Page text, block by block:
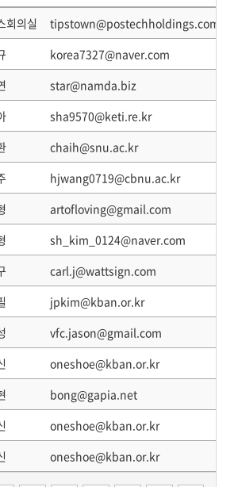
회의실 tipstown@postechholdings.com
korea7327@naver.com
star@namda.biz
sha9570@keti.re.kr
chaih@snu.ac.kr
hjwang0719@cbnu.ac.kr
artofloving@gmail.com
sh_kim_0124@naver.com
carl.j@wattsign.com
jpkim@kban.or.kr
vfc.jason@gmail.com
oneshoe@kban.or.kr
bong@gapia.net
oneshoe@kban.or.kr
oneshoe@kban.or.kr